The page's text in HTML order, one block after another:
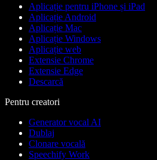
Aplicație pentru iPhone și iPad
Aplicație Android
Aplicație Mac
Aplicație Windows
Aplicație web
Extensie Chrome
Extensie Edge
Descarcă
Pentru creatori
Generator vocal AI
Dublaj
Clonare vocală
Speechify Work